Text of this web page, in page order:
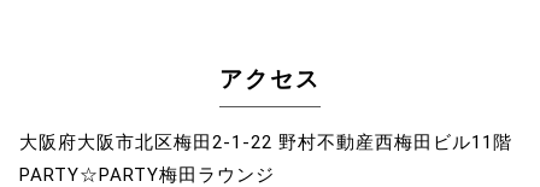
アクセス
大阪府大阪市北区梅田2-1-22 野村不動産西梅田ビル11階
PARTY☆PARTY梅田ラウンジ